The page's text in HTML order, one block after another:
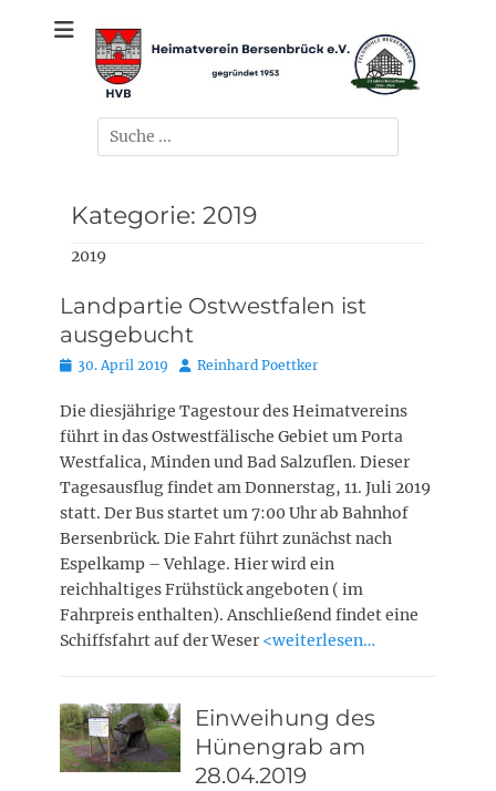
Heimatverein
Bersenbrück e.V.
gegründet 1953
Suchen
nach:
Kategorie: 2019
2019
Landpartie Ostwestfalen ist
ausgebucht
Posted
30. April 2019 AutorReinhard Poettker
Die diesjährige Tagestour des Heimatvereins
führt in das Ostwestfälische Gebiet um Porta
Westfalica, Minden und Bad Salzuflen. Dieser
Tagesausflug findet am Donnerstag, 11. Juli 2019
statt. Der Bus startet um 7:00 Uhr ab Bahnhof
Bersenbrück. Die Fahrt führt zunächst nach
Espelkamp – Vehlage. Hier wird ein
reichhaltiges Frühstück angeboten ( im
Fahrpreis enthalten). Anschließend findet eine
Schiffsfahrt auf der Weser <weiterlesen…
Einweihung des
Hünengrab am
28.04.2019